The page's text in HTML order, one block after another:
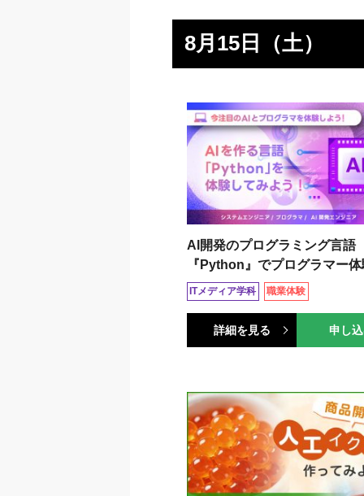
8月15日（土）
AI開発のプログラミング言語
『Python』でプログラマー
ITメディア学科 職業体験
詳細を見る 申し